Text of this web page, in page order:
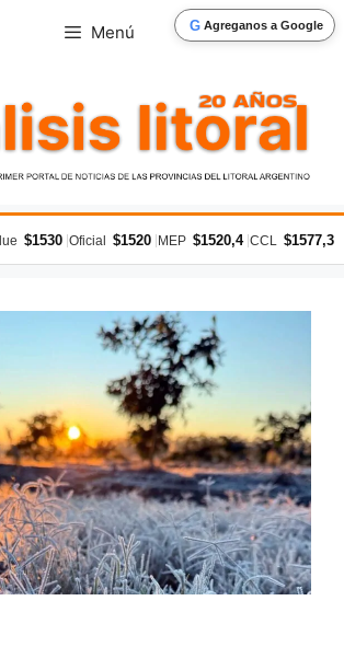
G Agreganos a Google
Menú
$1530 Oficial $1520 MEP $1520,4 CCL $1577,3